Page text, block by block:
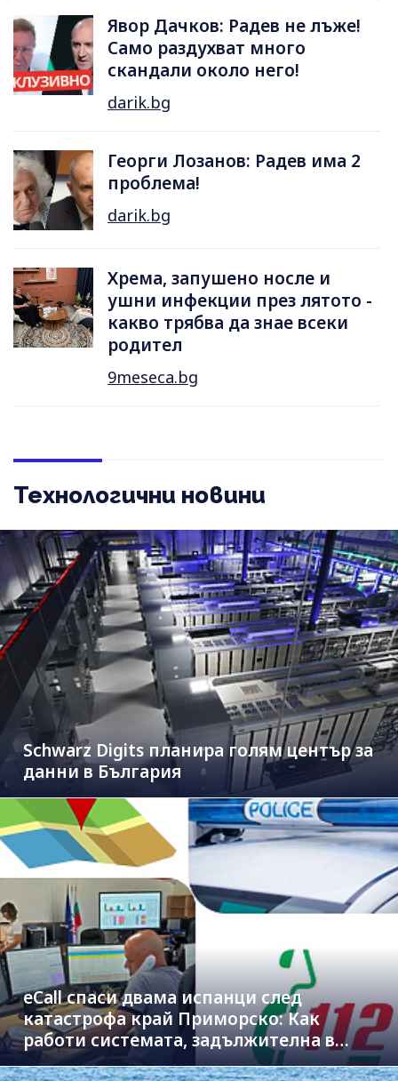
Явор Дачков: Радев не лъже!
Само раздухват много
скандали около него!
darik.bg
Георги Лозанов: Радев има 2
проблема!
darik.bg
Хрема, запушено носле и
ушни инфекции през лятотo -
какво трябва да знае всеки
родител
9meseca.bg
Технологични новини
Schwarz Digits планира голям център за
данни в България
eCall спаси двама испанци след
катастрофа край Приморско: Как
работи системата, задължителна в
новите коли